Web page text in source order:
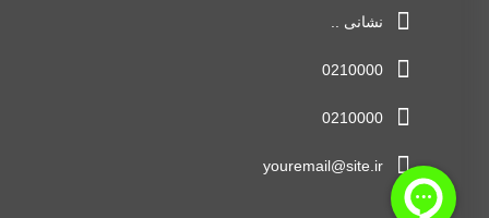
نشانی ..
0210000
0210000
youremail@site.ir